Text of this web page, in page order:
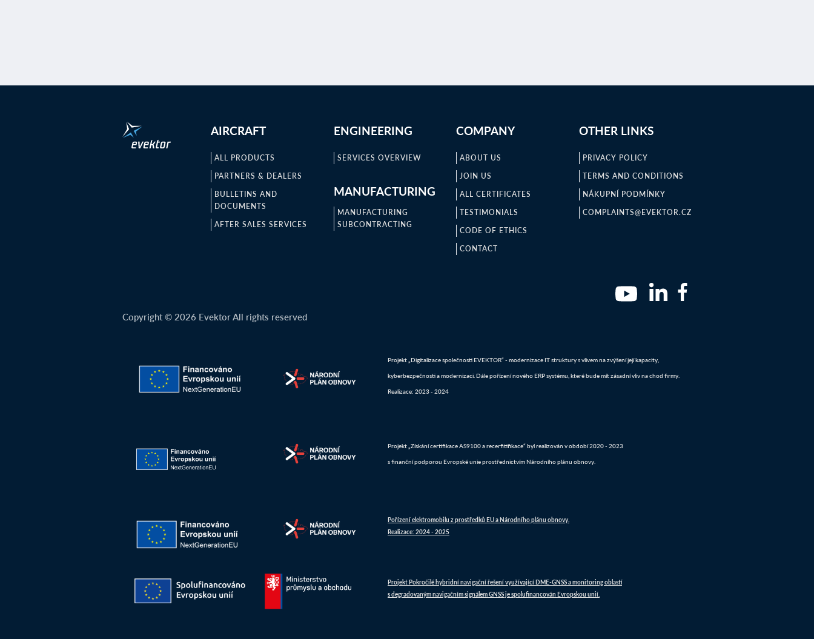
AIRCRAFT
ALL PRODUCTS
PARTNERS & DEALERS
BULLETINS AND
DOCUMENTS
AFTER SALES SERVICES
ENGINEERING
SERVICES OVERVIEW
MANUFACTURING
MANUFACTURING
SUBCONTRACTING
COMPANY
ABOUT US
JOIN US
ALL CERTIFICATES
TESTIMONIALS
CODE OF ETHICS
CONTACT
OTHER LINKS
PRIVACY POLICY
TERMS AND CONDITIONS
NÁKUPNÍ PODMÍNKY
COMPLAINTS@EVEKTOR.CZ
Copyright © 2026 Evektor All rights reserved
Projekt „Digitalizace společnosti EVEKTOR“ - modernizace IT struktury s vlivem na zvýšení její kapacity,
kyberbezpečnosti a modernizaci. Dále pořízení nového ERP systému, které bude mít zásadní vliv na chod firmy.
Realizace: 2023 - 2024
Projekt „Získání certifikace AS9100 a recerfitifikace“ byl realizován v období 2020 - 2023
s finanční podporou Evropské unie prostřednictvím Národního plánu obnovy.
Pořízení elektromobilu z prostředků EU a Národního plánu obnovy.
Realizace: 2024 - 2025
Projekt Pokročilé hybridní navigační řešení využívající DME-GNSS a monitoring oblastí
s degradovaným navigačním signálem GNSS je spolufinancován Evropskou unií.